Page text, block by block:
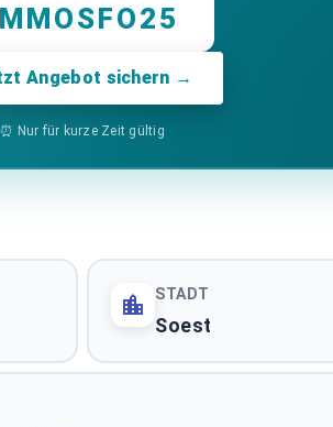
Angebot sichern →
⏰ Nur für kurze Zeit gültig
STADT
Soest